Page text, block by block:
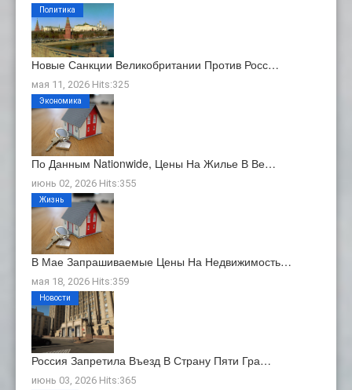
Новые Санкции Великобритании Против Росс…
мая 11, 2026 Hits:325
Политика
По Данным Nationwide, Цены На Жилье В Ве…
июнь 02, 2026 Hits:355
Экономика
В Мае Запрашиваемые Цены На Недвижимость…
мая 18, 2026 Hits:359
Жизнь
Россия Запретила Въезд В Страну Пяти Гра…
июнь 03, 2026 Hits:365
Новости